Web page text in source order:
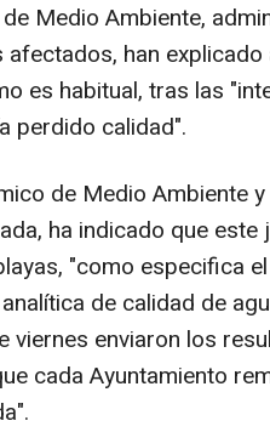
Medio Ambiente,
han
es habitual, tras las
perdido calidad".
de Medio Ambiente
ha indicado que este
"como especifica
de calidad de
viernes enviaron los
cada Ayuntamiento